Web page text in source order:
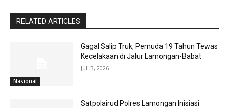
RELATED ARTICLES
Nasional
Gagal Salip Truk, Pemuda 19 Tahun Tewas
Kecelakaan di Jalur Lamongan-Babat
Juli 3, 2026
Satpolairud Polres Lamongan Inisiasi